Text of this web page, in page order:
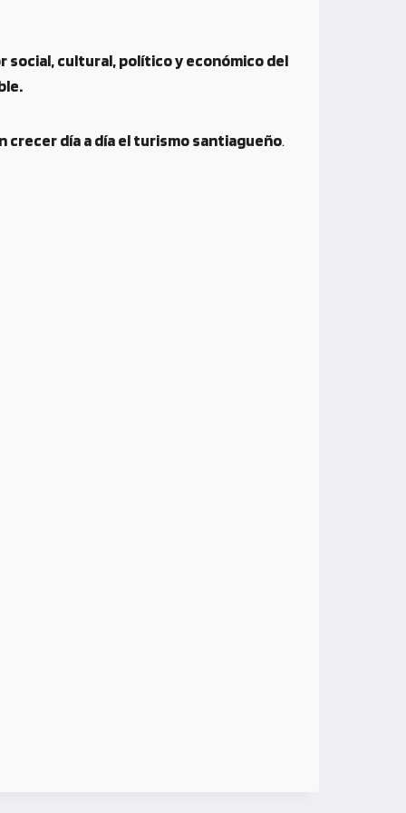
social, cultural, político y económico del
crecer día a día el turismo santiagueño.